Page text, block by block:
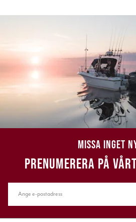
MISSA INGET
PRENUMERERA PÅ